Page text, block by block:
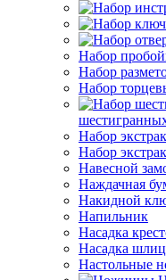
Набор
Набор
Набор
Набор
Набор
Навесной
Наждачная
Накидной
Напильник
Насадка
Насадка
Настольные